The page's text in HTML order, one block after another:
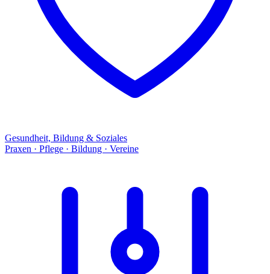
Gesundheit, Bildung & Soziales
Praxen · Pflege · Bildung · Vereine